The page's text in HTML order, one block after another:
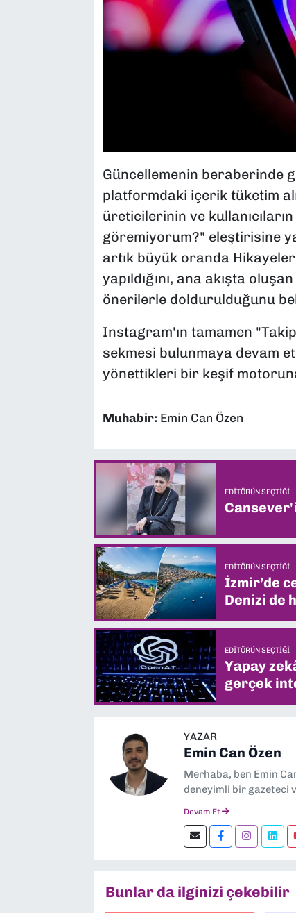
Güncellemenin beraberinde
platformdaki içerik tüketim
üreticilerinin ve
göremiyorum?" eleştirisine
artık büyük oranda
yapıldığını, ana akışta
önerilerle doldurulduğunu
Instagram'ın tamamen
sekmesi bulunmaya devam
yönettikleri bir keşif
Muhabir: Emin Can Özen
EDITÖRÜN SEÇTIĞI
EDITÖRÜN SEÇTIĞI
İzmir’de
Denizi de
EDITÖRÜN SEÇTIĞI
Yapay
gerçek
YAZAR
Emin Can Özen
Merhaba, ben Emin
deneyimli bir gazeteci
sektör trendleri en
ediyorum. İzmir’den
kalın! 🚀
Devam Et
Bunlar da ilginizi çekebilir